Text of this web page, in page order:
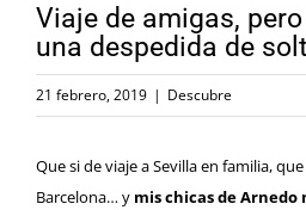
Viaje de amigas,
una despedida de
21 febrero, 2019 | Descubre
Que si deviaje a Sevilla en familia,
Barcelona… y mis chicas de